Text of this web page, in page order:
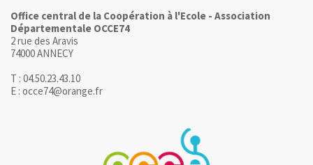
Office central de la Coopération à l'Ecole - Association
Départementale OCCE74
2 rue des Aravis
74000 ANNECY
T : 04.50.23.43.10
E : occe74@orange.fr